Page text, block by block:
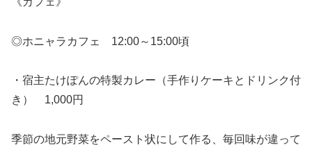
◎ホニャラカフェ 12:00～15:00頃
・宿主たけぽんの特製カレー（手作りケーキとドリンク付
き） 1,000円
季節の地元野菜をペースト状にして作る、毎回味が違って